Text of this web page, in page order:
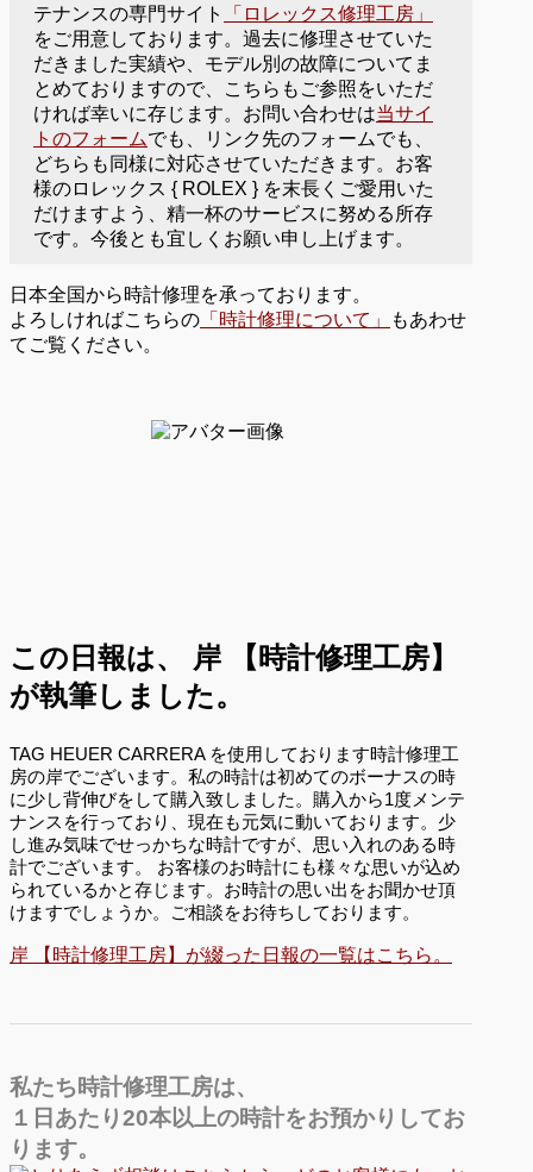
テナンスの専門サイト
「ロレックス修理工房」
をご用意しております。過去に修理させていた
だきました実績や、モデル別の故障についてま
とめておりますので、こちらもご参照をいただ
ければ幸いに存じます。お問い合わせは当サイ
トのフォームでも、リンク先のフォームでも、
どちらも同様に対応させていただきます。お客
様のロレックス { ROLEX } を末長くご愛用いた
だけますよう、精一杯のサービスに努める所存
です。今後とも宜しくお願い申し上げます。
日本全国から時計修理を承っております。
よろしければこちらの 「時計修理について」
もあわせ
てご覧ください。
この日報は、
岸 【時計修理工房】
が執筆しました。
TAG HEUER CARRERA を使用しております時計修理工
房の岸でございます。私の時計は初めてのボーナスの時
に少し背伸びをして購入致しました。購入から1度メンテ
ナンスを行っており、現在も元気に動いております。少
し進み気味でせっかちな時計ですが、思い入れのある時
計でございます。 お客様のお時計にも様々な思いが込め
られているかと存じます。お時計の思い出をお聞かせ頂
けますでしょうか。ご相談をお待ちしております。
岸 【時計修理工房】が綴った日報の一覧はこちら。
私たち時計修理工房は、
１日あたり20本以上の時計をお預かりしてお
ります。